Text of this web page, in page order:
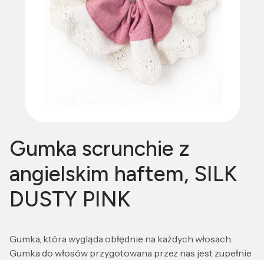
Gumka scrunchie z
angielskim haftem, SILK
DUSTY PINK
Gumka, która wygląda obłędnie na każdych włosach.
Gumka do włosów przygotowana przez nas jest zupełnie